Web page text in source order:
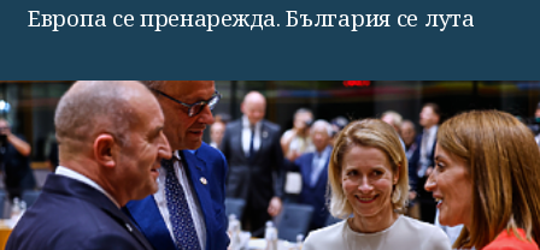
Европа се пренарежда. България се лута